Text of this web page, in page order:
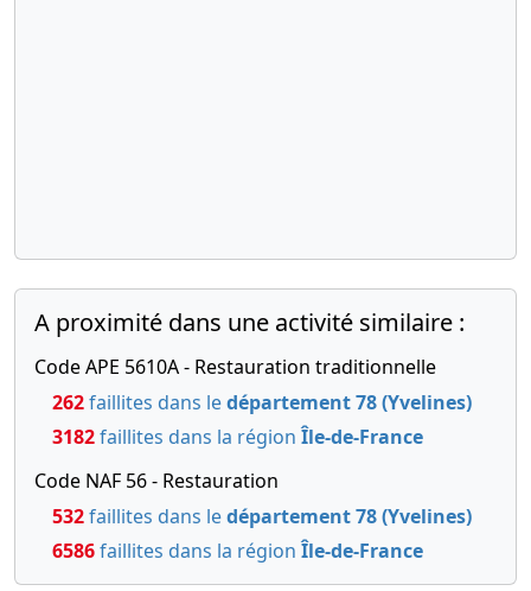
comptable
25-
2017
Clôture au
31/12/2014
Bilan
comptable
2017
31/12/2013
Bilan
comptable
verbal
d'assemblée
générale
, Transfert
du siège
social
2005
parts
A proximité dans une activité similaire :
Code APE 5610A - Restauration traditionnelle
262faillites dans ledépartement 78 (Yvelines)
3182faillites dans la région Île-de-France
Code NAF 56 - Restauration
532faillites dans ledépartement 78 (Yvelines)
6586faillites dans la région Île-de-France